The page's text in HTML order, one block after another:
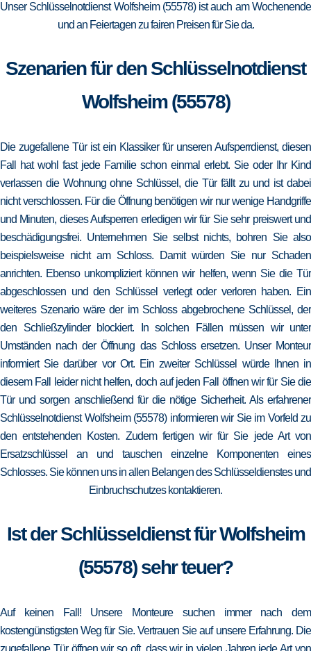
Unser Schlüsselnotdienst Wolfsheim (55578) ist auch am Wochenende
und an Feiertagen zu fairen Preisen für Sie da.
Szenarien für den Schlüsselnotdienst
Wolfsheim (55578)
Die zugefallene Tür ist ein Klassiker für unseren Aufsperrdienst, diesen
Fall hat wohl fast jede Familie schon einmal erlebt. Sie oder Ihr Kind
verlassen die Wohnung ohne Schlüssel, die Tür fällt zu und ist dabei
nicht verschlossen. Für die Öffnung benötigen wir nur wenige Handgriffe
und Minuten, dieses Aufsperren erledigen wir für Sie sehr preiswert und
beschädigungsfrei. Unternehmen Sie selbst nichts, bohren Sie also
beispielsweise nicht am Schloss. Damit würden Sie nur Schaden
anrichten. Ebenso unkompliziert können wir helfen, wenn Sie die Tür
abgeschlossen und den Schlüssel verlegt oder verloren haben. Ein
weiteres Szenario wäre der im Schloss abgebrochene Schlüssel, der
den Schließzylinder blockiert. In solchen Fällen müssen wir unter
Umständen nach der Öffnung das Schloss ersetzen. Unser Monteur
informiert Sie darüber vor Ort. Ein zweiter Schlüssel würde Ihnen in
diesem Fall leider nicht helfen, doch auf jeden Fall öffnen wir für Sie die
Tür und sorgen anschließend für die nötige Sicherheit. Als erfahrener
Schlüsselnotdienst Wolfsheim (55578) informieren wir Sie im Vorfeld zu
den entstehenden Kosten. Zudem fertigen wir für Sie jede Art von
Ersatzschlüssel an und tauschen einzelne Komponenten eines
Schlosses. Sie können uns in allen Belangen des Schlüsseldienstes und
Einbruchschutzes kontaktieren.
Ist der Schlüsseldienst für Wolfsheim
(55578) sehr teuer?
Auf keinen Fall! Unsere Monteure suchen immer nach dem
kostengünstigsten Weg für Sie. Vertrauen Sie auf unsere Erfahrung. Die
zugefallene Tür öffnen wir so oft, dass wir in vielen Jahren jede Art von